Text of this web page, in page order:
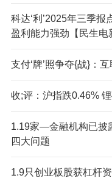
科达‘利’2025年三季
盈利能力强劲【民生电
支付‘牌’照争夺{战}：
收;评：沪指跌0.46%
1.19家—金融机构已披
四大问题
1.9只创业板股获杠杆